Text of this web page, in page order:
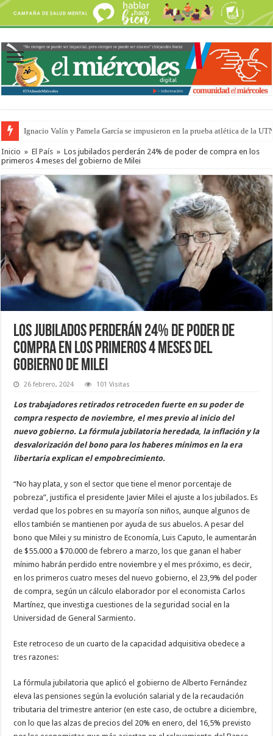
Ignacio Valín y Pamela García se impusieron en la prueba atlética de la
Inicio » El País » Los jubilados perderán 24% de poder de compra en los
primeros 4 meses del gobierno de Milei
Los jubilados perderán 24% de poder de
compra en los primeros 4 meses del
gobierno de Milei
26 febrero, 2024 101 Visitas
Los trabajadores retirados retroceden fuerte en su poder de
compra respecto de noviembre, el mes previo al inicio del
nuevo gobierno. La fórmula jubilatoria heredada, la inflación y la
desvalorización del bono para los haberes mínimos en la era
libertaria explican el empobrecimiento.
“No hay plata, y son el sector que tiene el menor porcentaje de
pobreza”, justifica el presidente Javier Milei el ajuste a los jubilados. Es
verdad que los pobres en su mayoría son niños, aunque algunos de
ellos también se mantienen por ayuda de sus abuelos. A pesar del
bono que Milei y su ministro de Economía, Luis Caputo, le aumentarán
de $55.000 a $70.000 de febrero a marzo, los que ganan el haber
mínimo habrán perdido entre noviembre y el mes próximo, es decir,
en los primeros cuatro meses del nuevo gobierno, el 23,9% del poder
de compra, según un cálculo elaborador por el economista Carlos
Martínez, que investiga cuestiones de la seguridad social en la
Universidad de General Sarmiento.
Este retroceso de un cuarto de la capacidad adquisitiva obedece a
tres razones:
La fórmula jubilatoria que aplicó el gobierno de Alberto Fernández
eleva las pensiones según la evolución salarial y de la recaudación
tributaria del trimestre anterior (en este caso, de octubre a diciembre,
con lo que las alzas de precios del 20% en enero, del 16,5% previsto